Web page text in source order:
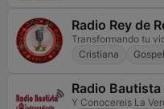
Radio Rey de
Transformando tu
Cristiana
Gospel
Radio